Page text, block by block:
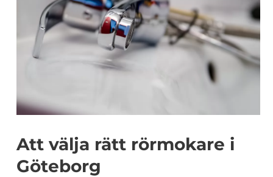
Att välja rätt rörmokare i
Göteborg